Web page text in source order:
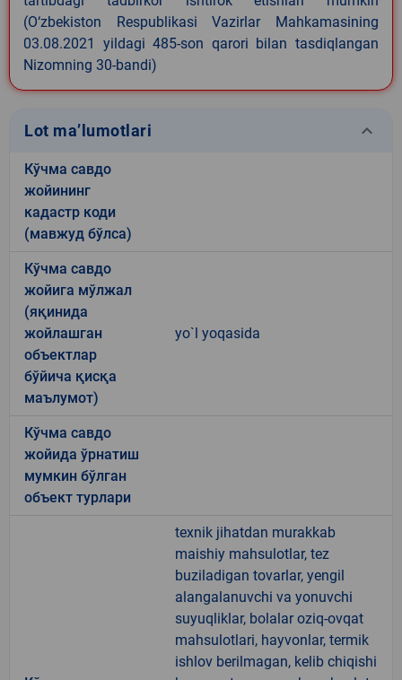
(O‘zbekiston Respublikasi Vazirlar Mahkamasining
03.08.2021 yildagi 485-son qarori bilan tasdiqlangan
Nizomning 30-bandi)
Lot ma’lumotlari keyboard_arrow_down
Кўчма савдо
жойининг
кадастр коди
(мавжуд бўлса)
Кўчма савдо
жойига мўлжал
(яқинида
жойлашган
объектлар
бўйича қисқа
маълумот)
yo`l yoqasida
Кўчма савдо
жойида ўрнатиш
мумкин бўлган
объект турлари
texnik jihatdan murakkab
maishiy mahsulotlar, tez
buziladigan tovarlar, yengil
alangalanuvchi va yonuvchi
suyuqliklar, bolalar oziq-ovqat
mahsulotlari, hayvonlar, termik
ishlov berilmagan, kelib chiqishi